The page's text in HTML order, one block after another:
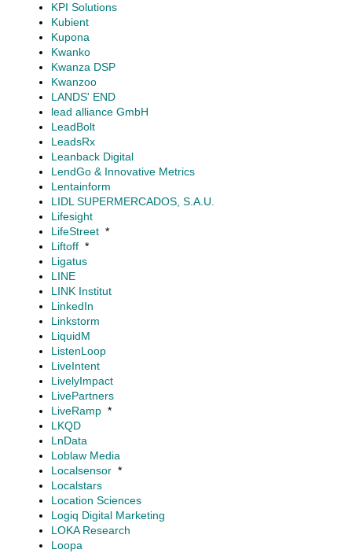
KPI Solutions
Kubient
Kupona
Kwanko
Kwanza DSP
Kwanzoo
LANDS' END
lead alliance GmbH
LeadBolt
LeadsRx
Leanback Digital
LendGo & Innovative Metrics
Lentainform
LIDL SUPERMERCADOS, S.A.U.
Lifesight
LifeStreet *
Liftoff *
Ligatus
LINE
LINK Institut
LinkedIn
Linkstorm
LiquidM
ListenLoop
LiveIntent
LivelyImpact
LivePartners
LiveRamp *
LKQD
LnData
Loblaw Media
Localsensor *
Localstars
Location Sciences
Logiq Digital Marketing
LOKA Research
Loopa